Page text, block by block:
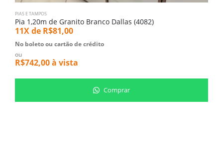
PIAS E TAMPOS
Pia 1,20m de Granito Branco Dallas (4082)
11X de R$81,00
No boleto ou cartão de crédito
ou
R$742,00à vista
Comprar